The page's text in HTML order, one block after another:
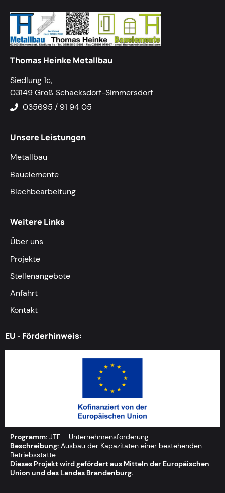
Thomas Heinke Metallbau
Siedlung 1c,
03149 Groß Schacksdorf-Simmersdorf
035695 / 91 94 05
Unsere Leistungen
Metallbau
Bauelemente
Blechbearbeitung
Weitere Links
Über uns
Projekte
Stellenangebote
Anfahrt
Kontakt
EU - Förderhinweis:
Programm: JTF – Unternehmensförderung
Beschreibung: Ausbau der Kapazitäten einer bestehenden
Betriebsstätte
Dieses Projekt wird gefördert aus Mitteln der Europäischen
Union und des Landes Brandenburg.